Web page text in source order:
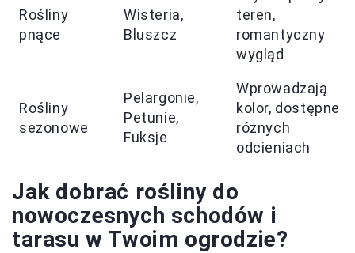
Rośliny
pnące
Wisteria,
Bluszcz
teren,
romantyczny
wygląd
Rośliny
sezonowe
Pelargonie,
Petunie,
Fuksje
Wprowadzają
kolor, dostępne w
różnych
odcieniach
Jak dobrać rośliny do
nowoczesnych schodów i
tarasu w Twoim ogrodzie?